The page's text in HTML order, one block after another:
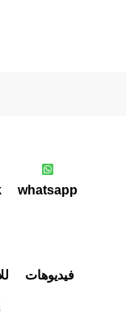
فيديوهات
whatsapp